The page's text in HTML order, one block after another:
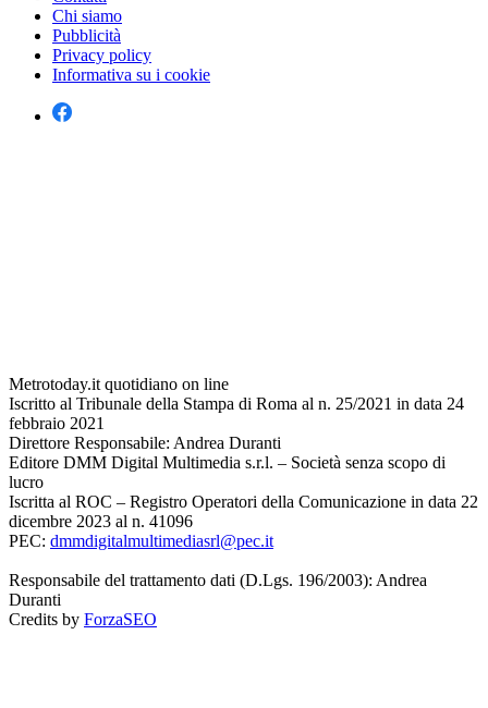
Chi siamo
Pubblicità
Privacy policy
Informativa su i cookie
Metrotoday.it quotidiano on line
Iscritto al Tribunale della Stampa di Roma al n. 25/2021 in data 24
febbraio 2021
Direttore Responsabile: Andrea Duranti
Editore DMM Digital Multimedia s.r.l. – Società senza scopo di
lucro
Iscritta al ROC – Registro Operatori della Comunicazione in data 22
dicembre 2023 al n. 41096
PEC: dmmdigitalmultimediasrl@pec.it
Responsabile del trattamento dati (D.Lgs. 196/2003): Andrea
Duranti
Credits by ForzaSEO